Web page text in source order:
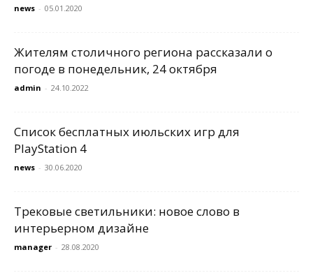
news - 05.01.2020
Жителям столичного региона рассказали о
погоде в понедельник, 24 октября
admin - 24.10.2022
Список бесплатных июльских игр для
PlayStation 4
news - 30.06.2020
Трековые светильники: новое слово в
интерьерном дизайне
manager - 28.08.2020